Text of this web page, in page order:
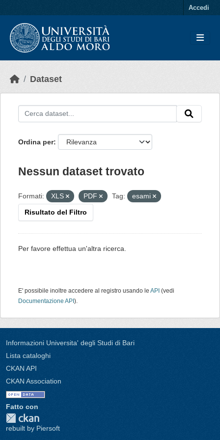
Accedi
Dataset
Ordina per
Nessun dataset trovato
Formati: XLS PDF Tag: esami
Risultato del Filtro
Per favore effettua un'altra ricerca.
E' possibile inoltre accedere al registro usando le API (vedi
Documentazione API ).
Informazioni Universita' degli Studi di Bari
Lista cataloghi
CKAN API
CKAN Association
Fatto con
rebuilt by Piersoft